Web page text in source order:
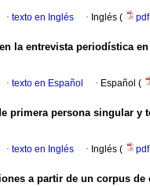
· texto en Inglés · Inglés ( pdf
la entrevista periodística
· texto en Español · Español (
primera persona singular y
· texto en Inglés · Inglés ( pdf
a partir de un corpus